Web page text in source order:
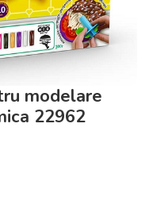
modelare
22962